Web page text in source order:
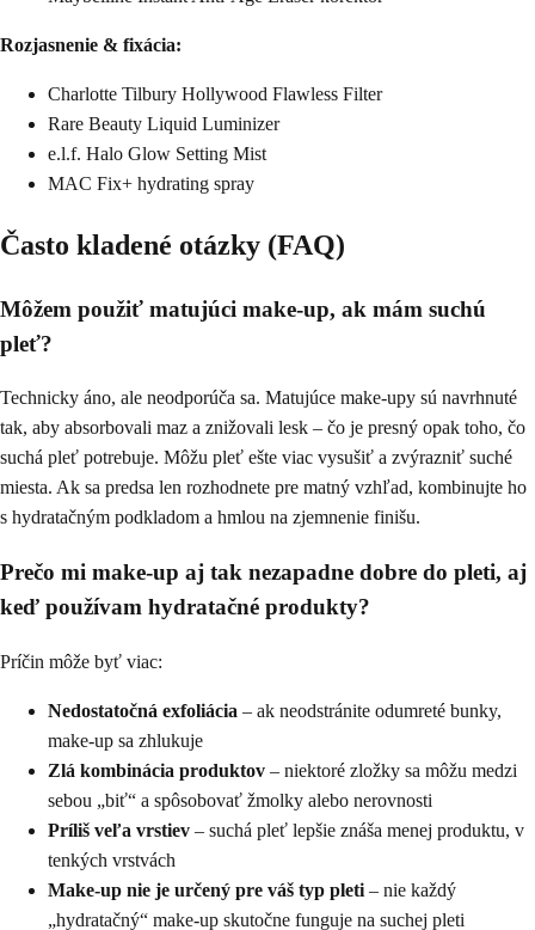
Rozjasnenie & fixácia:
Charlotte Tilbury Hollywood Flawless Filter
Rare Beauty Liquid Luminizer
e.l.f. Halo Glow Setting Mist
MAC Fix+ hydrating spray
Často kladené otázky (FAQ)
Môžem použiť matujúci make-up, ak mám suchú
pleť?
Technicky áno, ale neodporúča sa. Matujúce make-upy sú navrhnuté
tak, aby absorbovali maz a znižovali lesk – čo je presný opak toho, čo
suchá pleť potrebuje. Môžu pleť ešte viac vysušiť a zvýrazniť suché
miesta. Ak sa predsa len rozhodnete pre matný vzhľad, kombinujte ho
s hydratačným podkladom a hmlou na zjemnenie finišu.
Prečo mi make-up aj tak nezapadne dobre do pleti, aj
keď používam hydratačné produkty?
Príčin môže byť viac:
Nedostatočná exfoliácia – ak neodstránite odumreté bunky,
make-up sa zhlukuje
Zlá kombinácia produktov – niektoré zložky sa môžu medzi
sebou „biť“ a spôsobovať žmolky alebo nerovnosti
Príliš veľa vrstiev – suchá pleť lepšie znáša menej produktu, v
tenkých vrstvách
Make-up nie je určený pre váš typ pleti – nie každý
„hydratačný“ make-up skutočne funguje na suchej pleti